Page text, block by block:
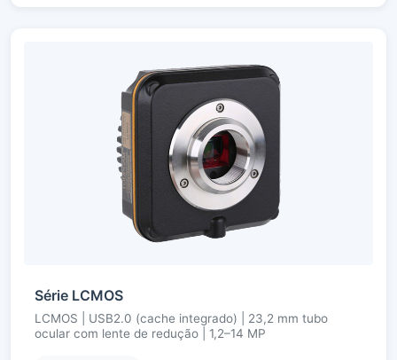
Série LCMOS
LCMOS | USB2.0 (cache integrado) | 23,2 mm tubo
ocular com lente de redução | 1,2–14 MP